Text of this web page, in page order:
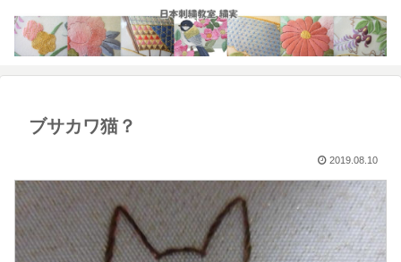
ブサカワ猫？
2019.08.10